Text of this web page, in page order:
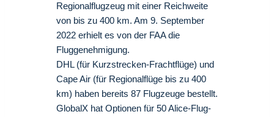
Regionalflugzeug mit einer Reichweite
von bis zu 400 km. Am 9. September
2022 erhielt es von der FAA die
Fluggenehmigung.
DHL (für Kurzstrecken-Frachtflüge) und
Cape Air (für Regionalflüge bis zu 400
km) haben bereits 87 Flugzeuge bestellt.
GlobalX hat Optionen für 50 Alice-Flug-